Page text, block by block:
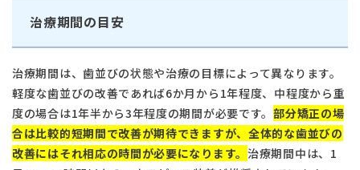
治療期間の目安
治療期間は、歯並びの状態や治療の目標によって異なります。
軽度な歯並びの改善であれば6か月から1年程度、中程度から重
度の場合は1年半から3年程度の期間が必要です。部分矯正の場
合は比較的短期間で改善が期待できますが、全体的な歯並びの
改善にはそれ相応の時間が必要になります。 治療期間中は、1